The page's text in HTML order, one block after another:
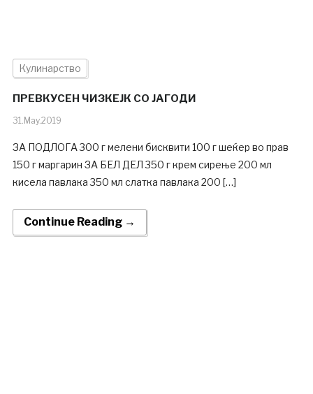
Кулинарство
ПРЕВКУСЕН ЧИЗКЕЈК СО ЈАГОДИ
31.May.2019
ЗА ПОДЛОГА 300 г мелени бисквити 100 г шеќер во прав
150 г маргарин ЗА БЕЛ ДЕЛ 350 г крем сирење 200 мл
кисела павлака 350 мл слатка павлака 200 […]
Continue Reading →